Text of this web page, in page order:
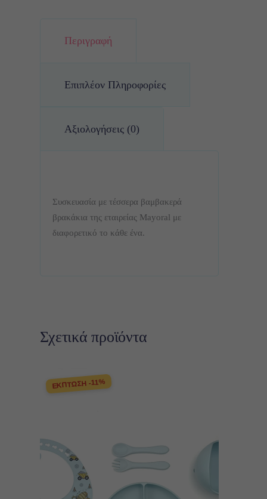
Περιγραφή
Επιπλέον Πληροφορίες
Αξιολογήσεις (0)
Συσκευασία με τέσσερα βαμβακερά
βρακάκια της εταιρείας Mayoral με
διαφορετικό το κάθε ένα.
Σχετικά προϊόντα
ΕΚΠΤΩΣΗ -11%
Προσθήκη στο καλάθι